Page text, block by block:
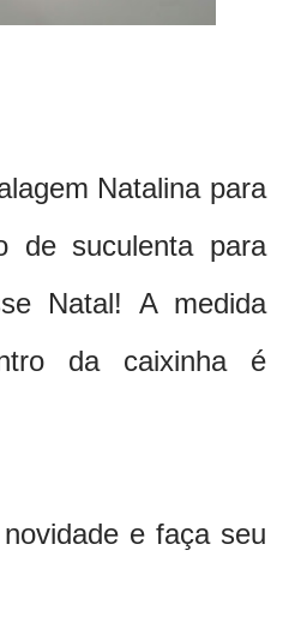
Natalina para
de suculenta para
Natal! A medida
da caixinha é
e faça seu